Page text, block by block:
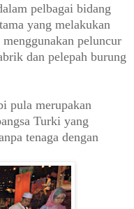
pelbagai bidang
yang melakukan
peluncur
dan pelepah burung
pula merupakan
Turki yang
tenaga dengan